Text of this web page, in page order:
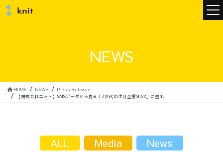
NEWS
HOME NEWS
Press Release
【株式会社ニット】SNSデータから見る「Z世代の注目企業2022」に選出
ALL Media
News